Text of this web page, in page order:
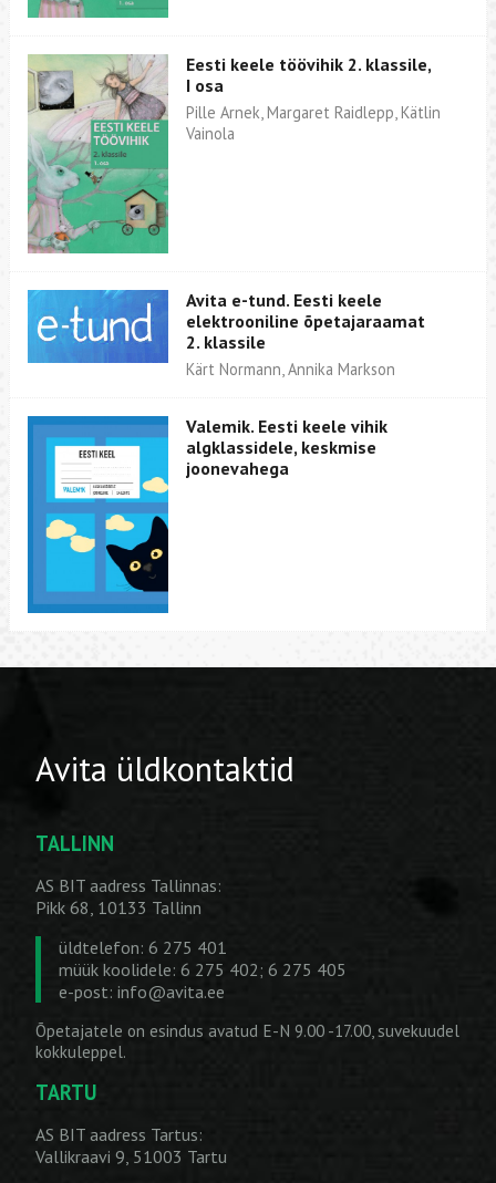
Eesti keele töövihik 2. klassile,
I osa
Pille Arnek, Margaret Raidlepp, Kätlin
Vainola
Avita e-tund. Eesti keele
elektrooniline õpetajaraamat
2. klassile
Kärt Normann, Annika Markson
Valemik. Eesti keele vihik
algklassidele, keskmise
joonevahega
Avita üldkontaktid
TALLINN
AS BIT aadress Tallinnas:
Pikk 68, 10133 Tallinn
üldtelefon: 6 275 401
müük koolidele: 6 275 402; 6 275 405
e-post: info@avita.ee
Õpetajatele on esindus avatud E-N 9.00 -17.00, suvekuudel
kokkuleppel.
TARTU
AS BIT aadress Tartus:
Vallikraavi 9, 51003 Tartu